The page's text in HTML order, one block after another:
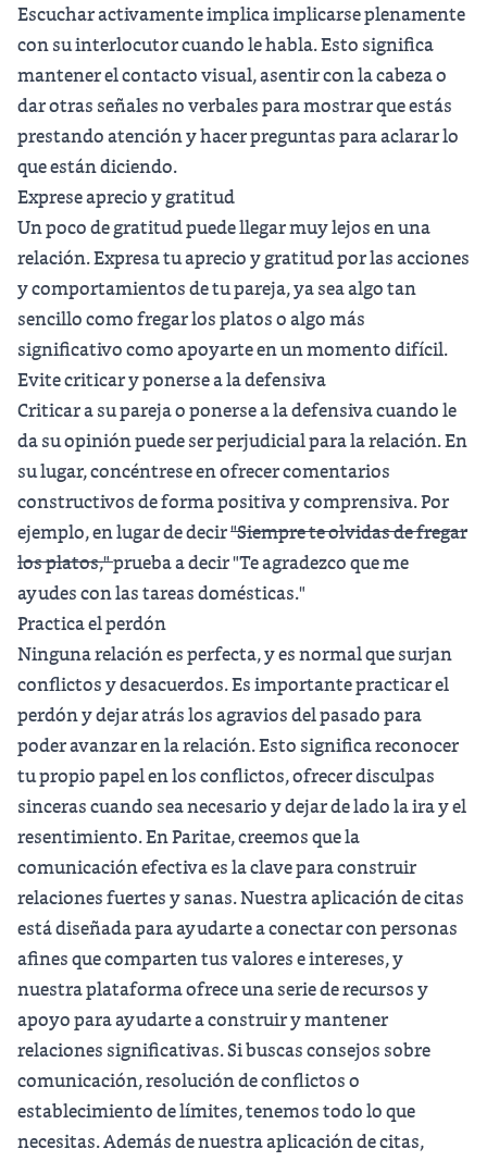
Escuchar activamente implica implicarse plenamente
con su interlocutor cuando le habla. Esto significa
mantener el contacto visual, asentir con la cabeza o
dar otras señales no verbales para mostrar que estás
prestando atención y hacer preguntas para aclarar lo
que están diciendo.
Exprese aprecio y gratitud
Un poco de gratitud puede llegar muy lejos en una
relación. Expresa tu aprecio y gratitud por las acciones
y comportamientos de tu pareja, ya sea algo tan
sencillo como fregar los platos o algo más
significativo como apoyarte en un momento difícil.
Evite criticar y ponerse a la defensiva
Criticar a su pareja o ponerse a la defensiva cuando le
da su opinión puede ser perjudicial para la relación. En
su lugar, concéntrese en ofrecer comentarios
constructivos de forma positiva y comprensiva. Por
ejemplo, en lugar de decir"Siempre te olvidas de fregar
los platos,"prueba a decir "Te agradezco que me
ayudes con las tareas domésticas."
Practica el perdón
Ninguna relación es perfecta, y es normal que surjan
conflictos y desacuerdos. Es importante practicar el
perdón y dejar atrás los agravios del pasado para
poder avanzar en la relación. Esto significa reconocer
tu propio papel en los conflictos, ofrecer disculpas
sinceras cuando sea necesario y dejar de lado la ira y el
resentimiento. EnParitae, creemos que la
comunicación efectiva es la clave para construir
relaciones fuertes y sanas. Nuestra aplicación de citas
está diseñada para ayudarte a conectar con personas
afines que comparten tus valores e intereses, y
nuestra plataforma ofrece una serie de recursos y
apoyo para ayudarte a construir y mantener
relaciones significativas. Si buscas consejos sobre
comunicación, resolución de conflictos o
establecimiento de límites, tenemos todo lo que
necesitas. Además de nuestra aplicación de citas,